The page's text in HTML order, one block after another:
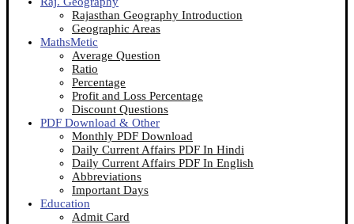
Rajasthan Geography Introduction
Geographic Areas
MathsMetic
Average Question
Ratio
Percentage
Profit and Loss Percentage
Discount Questions
PDF Download & Other
Monthly PDF Download
Daily Current Affairs PDF In Hindi
Daily Current Affairs PDF In English
Abbreviations
Important Days
Education
Admit Card